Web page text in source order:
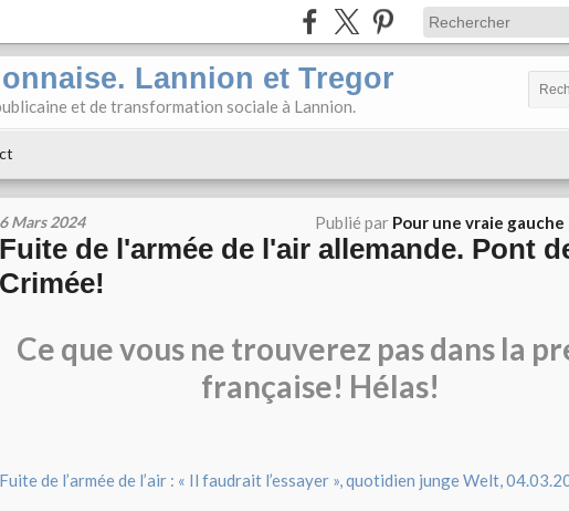
Lannion et Tregor
et de transformation sociale à Lannion.
6 Mars 2024 Publié par Pour une vraie gauche
Fuite de l'armée de l'air allemande. Pont
Crimée!
Ce que vous ne trouverez pas dans la
française! Hélas!
Fuite de l’armée de l’air : « Il faudrait l’essayer », quotidien junge Welt,